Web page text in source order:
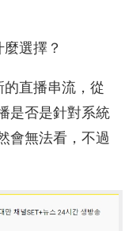
選擇？
直播串流，從
是否是針對系統
會無法看，不過